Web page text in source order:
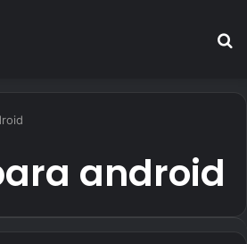
android